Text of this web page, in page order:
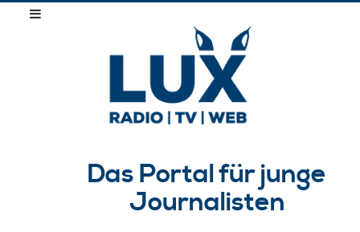
Das Portal für junge
Journalisten